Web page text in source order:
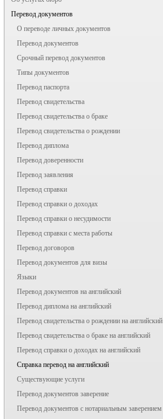
Перевод документов
О переводе личных документов
Перевод документов
Срочный перевод документов
Типы документов
Перевод паспорта
Перевод свидетельства
Перевод свидетельства о браке
Перевод свидетельства о рождении
Перевод диплома
Перевод доверенности
Перевод заявления
Перевод справки
Перевод справки о доходах
Перевод справки о несудимости
Перевод справки с места работы
Перевод договоров
Перевод документов для визы
Языки
Перевод документов на английский
Перевод диплома на английский
Перевод свидетельства о рождении на английский
Перевод свидетельства о браке на английский
Перевод справки о доходах на английский
Справка перевод на английский
Существующие услуги
Перевод документов заверение
Перевод документов с нотариальным заверением